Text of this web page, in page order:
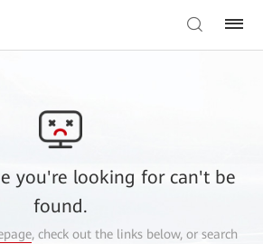
you're looking for can't be
found.
, check out the links below, or search